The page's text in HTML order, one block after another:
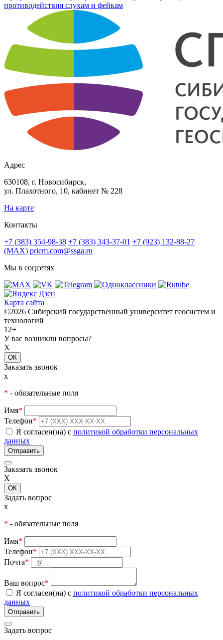
противодействия слухам и фейкам
Адрес
630108, г. Новосибирск,
ул. Плахотного, 10, кабинет № 228
На карте
Контакты
+7 (383) 354-98-38 +7 (383) 343-37-01 +7 (923) 132-88-27
(MAX) priem.com@ssga.ru
Мы в соцсетях
Карта сайта
©2026 Сибирский государственный университет геосистем и
технологий
12+
У вас возникли вопросы?
X
ОК
Заказать звонок
x
* - обязательные поля
Имя*
Телефон*
Я согласен(на) с политикой обработки персональных
данных
Заказать звонок
X
ОК
Задать вопрос
x
* - обязательные поля
Имя*
Телефон*
Почта*
Ваш вопрос*
Я согласен(на) с политикой обработки персональных
данных
Задать вопрос